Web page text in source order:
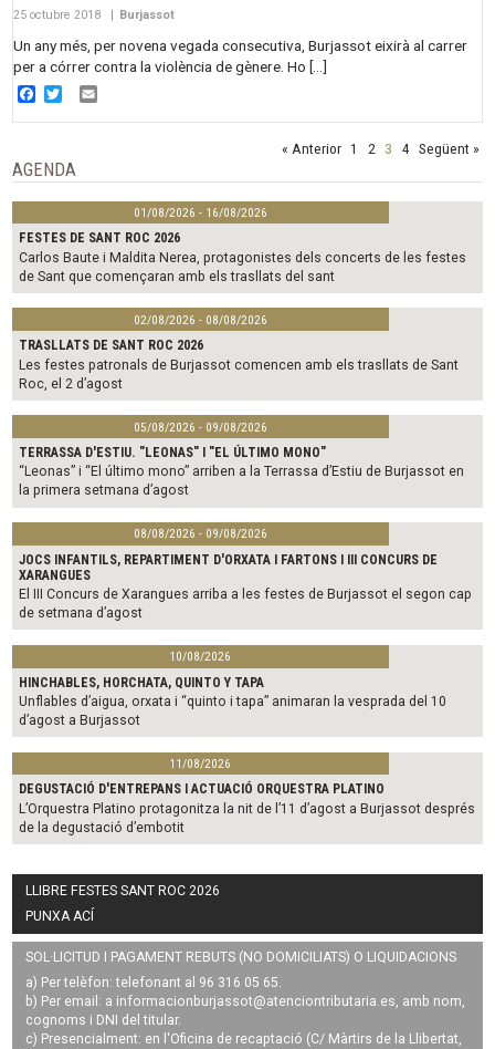
25 octubre 2018 | Burjassot
Un any més, per novena vegada consecutiva, Burjassot eixirà al carrer
per a córrer contra la violència de gènere. Ho […]
Facebook
Twitter
« Anterior 1 2 3 4 Següent »
AGENDA
01/08/2026 - 16/08/2026
FESTES DE SANT ROC 2026
Carlos Baute i Maldita Nerea, protagonistes dels concerts de les festes
de Sant que començaran amb els trasllats del sant
02/08/2026 - 08/08/2026
TRASLLATS DE SANT ROC 2026
Les festes patronals de Burjassot comencen amb els trasllats de Sant
Roc, el 2 d’agost
05/08/2026 - 09/08/2026
TERRASSA D'ESTIU. "LEONAS" I "EL ÚLTIMO MONO"
“Leonas” i “El último mono” arriben a la Terrassa d’Estiu de Burjassot en
la primera setmana d’agost
08/08/2026 - 09/08/2026
JOCS INFANTILS, REPARTIMENT D'ORXATA I FARTONS I III CONCURS DE
XARANGUES
El III Concurs de Xarangues arriba a les festes de Burjassot el segon cap
de setmana d’agost
10/08/2026
HINCHABLES, HORCHATA, QUINTO Y TAPA
Unflables d’aigua, orxata i “quinto i tapa” animaran la vesprada del 10
d’agost a Burjassot
11/08/2026
DEGUSTACIÓ D'ENTREPANS I ACTUACIÓ ORQUESTRA PLATINO
L’Orquestra Platino protagonitza la nit de l’11 d’agost a Burjassot després
de la degustació d’embotit
LLIBRE FESTES SANT ROC 2026
PUNXA ACÍ
SOL·LICITUD I PAGAMENT REBUTS (NO DOMICILIATS) O LIQUIDACIONS
a) Per telèfon: telefonant al 96 316 05 65.
b) Per email: a informacionburjassot@atenciontributaria.es, amb nom,
cognoms i DNI del titular.
c) Presencialment: en l'Oficina de recaptació (C/ Màrtirs de la Llibertat,